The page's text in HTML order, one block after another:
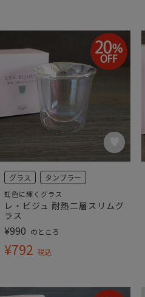
グラス タンブラー
虹色に輝くグラス
レ・ビジュ 耐熱二層スリムグ
ラス
¥990 のところ
¥792 税込